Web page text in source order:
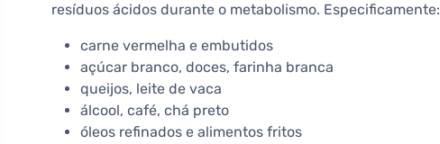
resíduos ácidos durante o metabolismo. Especificamente:
carne vermelha e embutidos
açúcar branco, doces, farinha branca
queijos, leite de vaca
álcool, café, chá preto
óleos refinados e alimentos fritos